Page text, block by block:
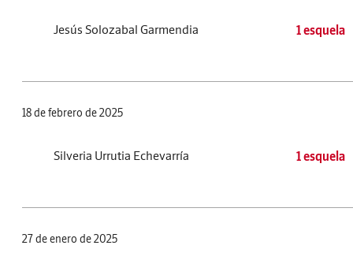
Jesús Solozabal Garmendia 1 esquela
18 de febrero de 2025
Silveria Urrutia Echevarría 1 esquela
27 de enero de 2025